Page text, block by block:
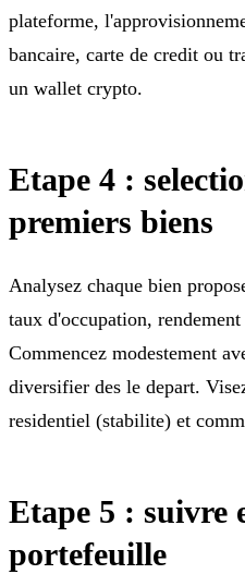
plateforme,
bancaire, carte de credit ou
un wallet crypto.
Etape 4 :
premiers biens
Analysez chaque bien
taux d'occupation,
Commencez modestement
diversifier des le depart.
residentiel (stabilite) et
Etape 5 : suivre
portefeuille